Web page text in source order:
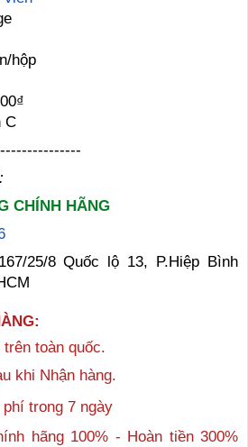
hộp
C
CHÍNH HÃNG
25/8 Quốc lộ 13, P.Hiệp Bình
toàn quốc.
khi Nhận hàng.
trong 7 ngày
hãng 100% - Hoàn tiền 300%